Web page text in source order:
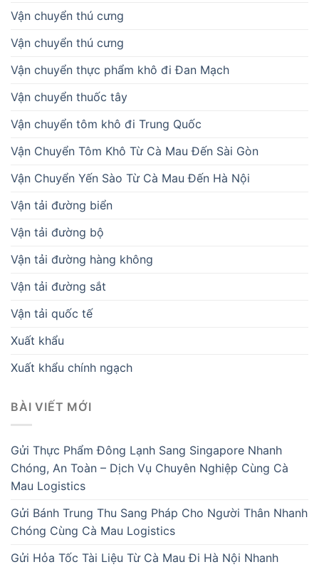
Vận chuyển thú cưng
Vận chuyển thú cưng
Vận chuyển thực phẩm khô đi Đan Mạch
Vận chuyển thuốc tây
Vận chuyển tôm khô đi Trung Quốc
Vận Chuyển Tôm Khô Từ Cà Mau Đến Sài Gòn
Vận Chuyển Yến Sào Từ Cà Mau Đến Hà Nội
Vận tải đường biển
Vận tải đường bộ
Vận tải đường hàng không
Vận tải đường sắt
Vận tải quốc tế
Xuất khẩu
Xuất khẩu chính ngạch
BÀI VIẾT MỚI
Gửi Thực Phẩm Đông Lạnh Sang Singapore Nhanh
Chóng, An Toàn – Dịch Vụ Chuyên Nghiệp Cùng Cà
Mau Logistics
Gửi Bánh Trung Thu Sang Pháp Cho Người Thân Nhanh
Chóng Cùng Cà Mau Logistics
Gửi Hỏa Tốc Tài Liệu Từ Cà Mau Đi Hà Nội Nhanh